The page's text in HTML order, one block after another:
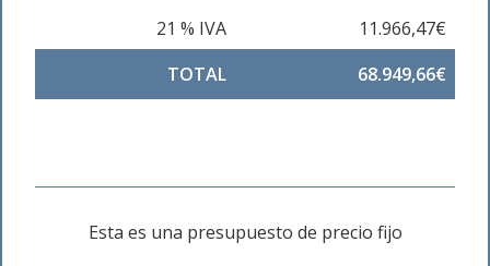
21 % IVA
11.966,47€
TOTAL
68.949,66€
Esta es una presupuesto de precio fijo